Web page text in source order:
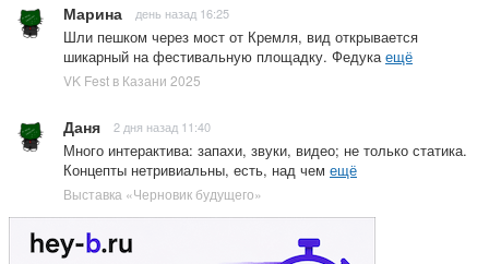
Марина день назад 16:25
Шли пешком через мост от Кремля, вид открывается
шикарный на фестивальную площадку. Федука ещё
VK Fest в Казани 2025
Даня 2 дня назад 11:40
Много интерактива: запахи, звуки, видео; не только статика.
Концепты нетривиальны, есть, над чем ещё
Выставка «Черновик будущего»